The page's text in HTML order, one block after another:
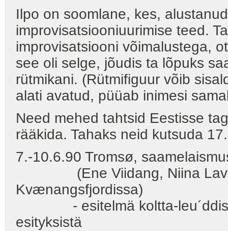
Ilpo on soomlane, kes,
improvisatsiooniuurimise teed.
improvisatsiooni võimalustega,
see oli selge, jõudis ta lõpuks
rütmikani. (Rütmifiguur võib
alati avatud, püüab inimesi
Need mehed tahtsid Eestisse
rääkida. Tahaks neid kutsuda
7.-10.6.90 Tromsø,
(Ene Viidang, Niina
Kvænangsfjordissa)
- esitelmä koltta-leu´ddista
esityksistä